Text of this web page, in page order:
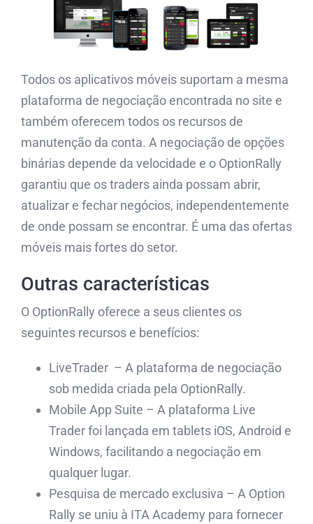
Todos os aplicativos móveis suportam a mesma
plataforma de negociação encontrada no site e
também oferecem todos os recursos de
manutenção da conta. A negociação de opções
binárias depende da velocidade e o OptionRally
garantiu que os traders ainda possam abrir,
atualizar e fechar negócios, independentemente
de onde possam se encontrar. É uma das ofertas
móveis mais fortes do setor.
Outras características
O OptionRally oferece a seus clientes os
seguintes recursos e benefícios:
LiveTrader – A plataforma de negociação
sob medida criada pela OptionRally.
Mobile App Suite – A plataforma Live
Trader foi lançada em tablets iOS, Android e
Windows, facilitando a negociação em
qualquer lugar.
Pesquisa de mercado exclusiva – A Option
Rally se uniu à ITA Academy para fornecer